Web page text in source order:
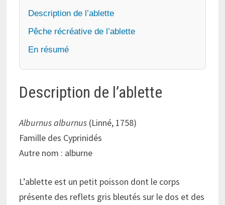
Description de l’ablette
Pêche récréative de l’ablette
En résumé
Description de l’ablette
Alburnus alburnus(Linné, 1758)
Famille des Cyprinidés
Autre nom : alburne
L’ablette est un petit poisson dont le corps
présente des reflets gris bleutés sur le dos et des